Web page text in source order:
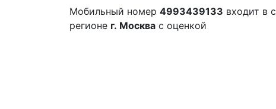
Мобильный номер 4993439133 входит в
регионе г. Москва с оценкой